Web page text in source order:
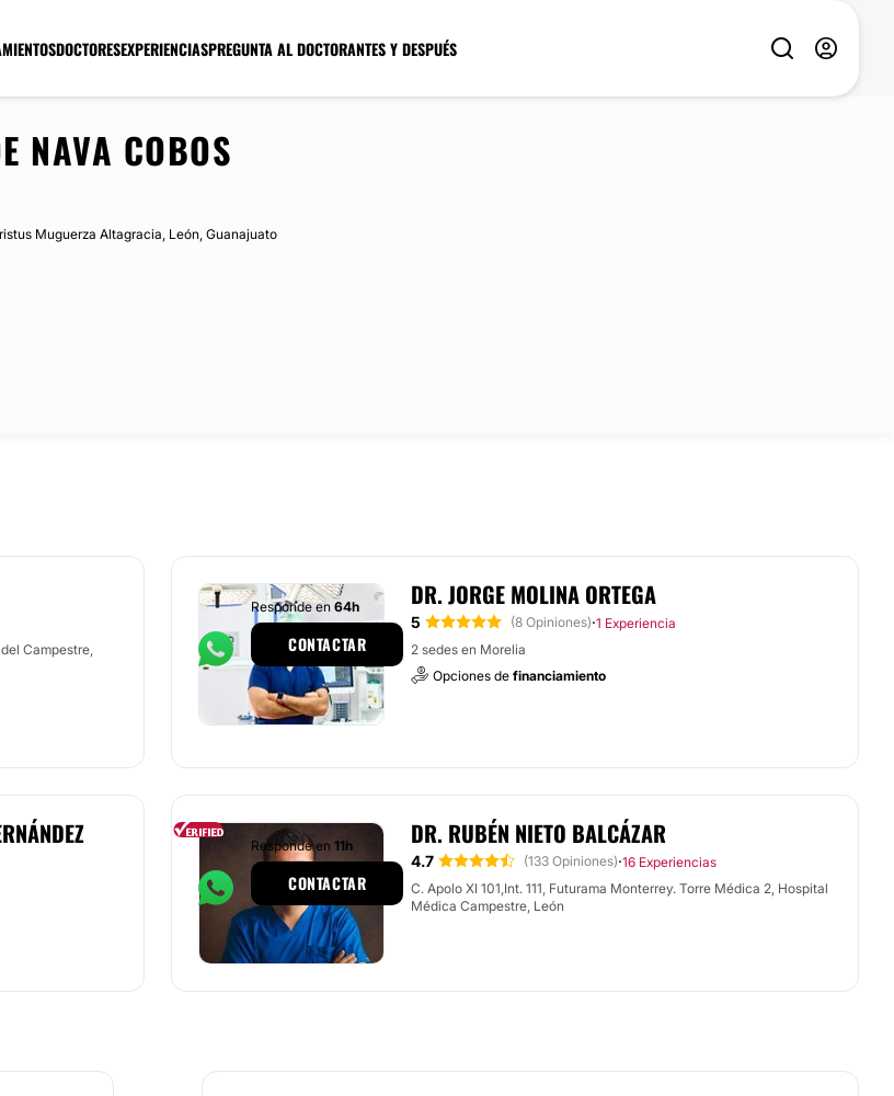
DOCTORESEXPERIENCIASPREGUNTA AL DOCTORANTES Y DESPUÉS
NAVA COBOS
Muguerza Altagracia, León, Guanajuato
DR. JORGE MOLINA ORTEGA
5 (8 Opiniones)·1 Experiencia
2 sedes en Morelia
Opciones de financiamiento
Responde en 64h
CONTACTAR
DR. RUBÉN NIETO BALCÁZAR
4.7 (133 Opiniones)·16 Experiencias
C. Apolo XI 101,Int. 111, Futurama Monterrey. Torre Médica 2, Hospital
Médica Campestre, León
Responde en 11h
CONTACTAR